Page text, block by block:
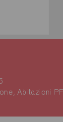
Abitazioni PF